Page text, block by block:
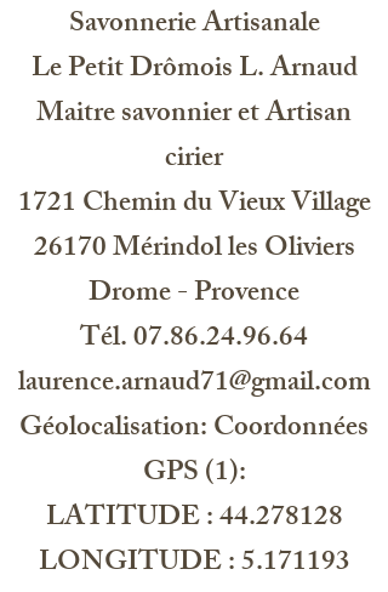
rapeseedamide, glycerine, citric acid,
propylene glycol, benzyl alcohol,
magnesium nitrate, octadecyl di-t-
butyl-4hydroxyhydrocinnamate,
methylchloroisothiazolinone,
sodium laureth-5 carboxylate, parfum
Maitres Savonniers, 2031 BH, 41
HU123
Savonnerie Artisanale
Le Petit Drômois L. Arnaud
Maitre savonnier et Artisan
cirier
1721 Chemin du Vieux Village
26170 Mérindol les Oliviers
Drome - Provence
Tél. 07.86.24.96.64
laurence.arnaud71@gmail.com
Géolocalisation: Coordonnées
GPS (1):
LATITUDE : 44.278128
LONGITUDE : 5.171193